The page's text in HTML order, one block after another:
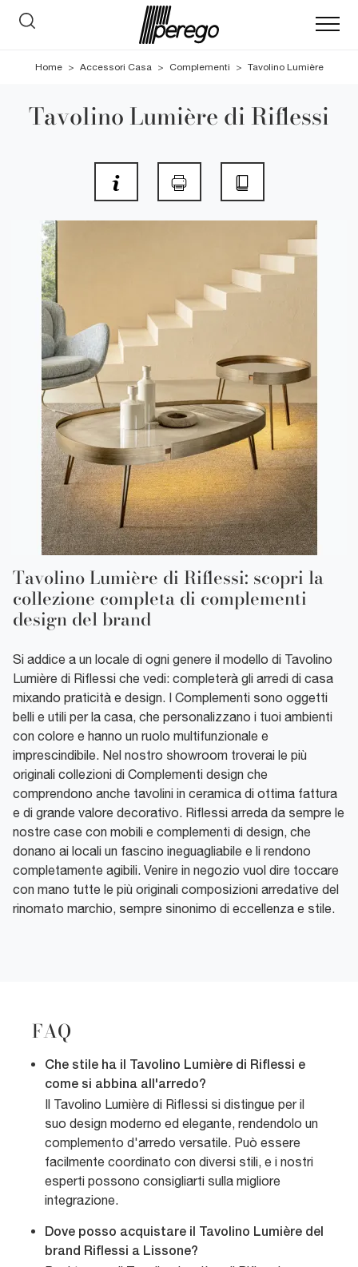
Home > Accessori Casa > Complementi > Tavolino Lumière
Tavolino Lumière di Riflessi
Tavolino Lumière di Riflessi: scopri la
collezione completa di complementi
design del brand
Si addice a un locale di ogni genere il modello di Tavolino
Lumière di Riflessi che vedi: completerà gli arredi di casa
mixando praticità e design. I Complementi sono oggetti
belli e utili per la casa, che personalizzano i tuoi ambienti
con colore e hanno un ruolo multifunzionale e
imprescindibile. Nel nostro showroom troverai le più
originali collezioni di Complementi design che
comprendono anche tavolini in ceramica di ottima fattura
e di grande valore decorativo. Riflessi arreda da sempre le
nostre case con mobili e complementi di design, che
donano ai locali un fascino ineguagliabile e li rendono
completamente agibili. Venire in negozio vuol dire toccare
con mano tutte le più originali composizioni arredative del
rinomato marchio, sempre sinonimo di eccellenza e stile.
FAQ
Che stile ha il Tavolino Lumière di Riflessi e
come si abbina all'arredo?
Il Tavolino Lumière di Riflessi si distingue per il
suo design moderno ed elegante, rendendolo un
complemento d'arredo versatile. Può essere
facilmente coordinato con diversi stili, e i nostri
esperti possono consigliarti sulla migliore
integrazione.
Dove posso acquistare il Tavolino Lumière del
brand Riflessi a Lissone?